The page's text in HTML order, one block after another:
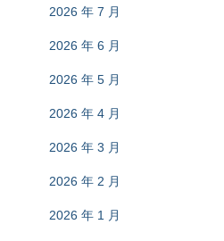
2026 年 7 月
2026 年 6 月
2026 年 5 月
2026 年 4 月
2026 年 3 月
2026 年 2 月
2026 年 1 月